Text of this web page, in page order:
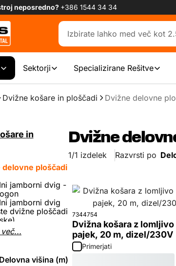
neposredno? +386 1544 34 34
Sektorji Specializirane Rešitve
Dvižne košare in ploščadi Dvižne delovne
Dvižne
1/1 izdelek Razvrsti po
7344754
Dvižna košara z
pajek, 20 m, dizel/230V
Primerjati
in
delovne ploščadi
jamborni dvig -
jamborni dvig
dvižne ploščadi
Delovna višina (m)